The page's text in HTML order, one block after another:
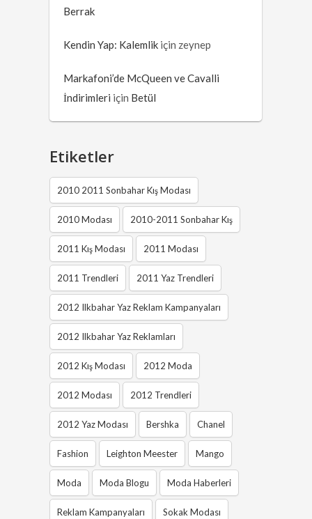
Berrak
Kendin Yap: Kalemlik için zeynep
Markafoni’de McQueen ve Cavalli
İndirimleri için Betül
Etiketler
2010 2011 Sonbahar Kış Modası
2010 Modası 2010-2011 Sonbahar Kış
2011 Kış Modası 2011 Modası
2011 Trendleri 2011 Yaz Trendleri
2012 Ilkbahar Yaz Reklam Kampanyaları
2012 Ilkbahar Yaz Reklamları
2012 Kış Modası 2012 Moda
2012 Modası 2012 Trendleri
2012 Yaz Modası Bershka Chanel
Fashion Leighton Meester Mango
Moda Moda Blogu Moda Haberleri
Reklam Kampanyaları Sokak Modası